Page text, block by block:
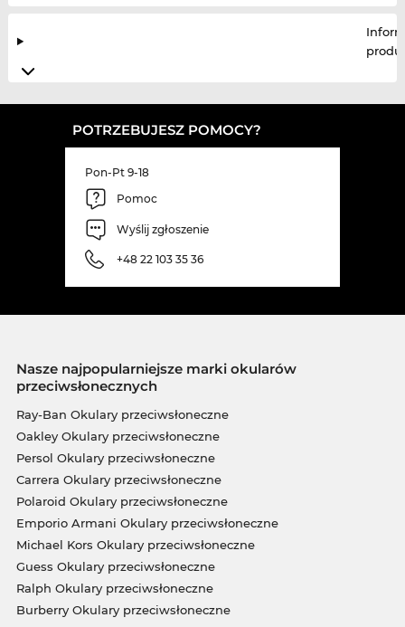
POTRZEBUJESZ POMOCY?
Pon-Pt 9-18
Pomoc
Wyślij zgłoszenie
+48 22 103 35 36
Nasze najpopularniejsze marki okularów
przeciwsłonecznych
Ray-Ban Okulary przeciwsłoneczne
Oakley Okulary przeciwsłoneczne
Persol Okulary przeciwsłoneczne
Carrera Okulary przeciwsłoneczne
Polaroid Okulary przeciwsłoneczne
Emporio Armani Okulary przeciwsłoneczne
Michael Kors Okulary przeciwsłoneczne
Guess Okulary przeciwsłoneczne
Ralph Okulary przeciwsłoneczne
Burberry Okulary przeciwsłoneczne